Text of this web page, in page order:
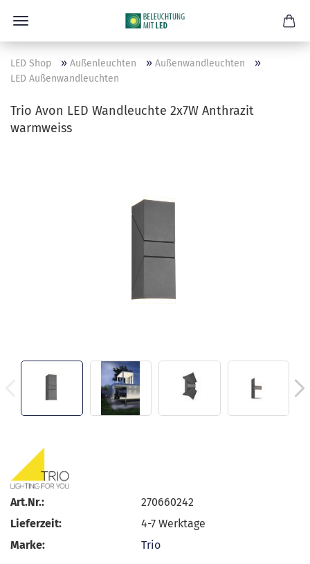
LED Shop » Außenleuchten » Außenwandleuchten »
LED Außenwandleuchten
Trio Avon LED Wandleuchte 2x7W Anthrazit
warmweiss
Art.Nr.:
270660242
Lieferzeit:
4-7 Werktage
Marke:
Trio